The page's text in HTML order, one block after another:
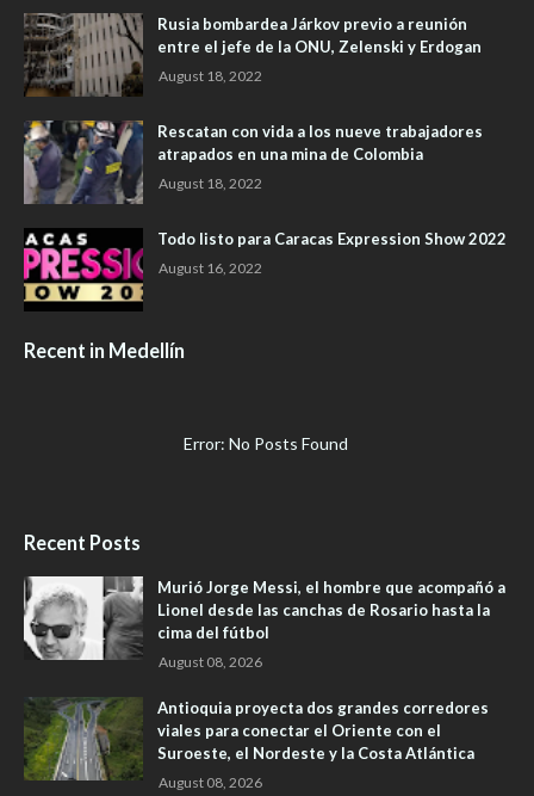
Rusia bombardea Járkov previo a reunión
entre el jefe de la ONU, Zelenski y Erdogan
August 18, 2022
Rescatan con vida a los nueve trabajadores
atrapados en una mina de Colombia
August 18, 2022
Todo listo para Caracas Expression Show 2022
August 16, 2022
Recent in Medellín
Error: No Posts Found
Recent Posts
Murió Jorge Messi, el hombre que acompañó a
Lionel desde las canchas de Rosario hasta la
cima del fútbol
August 08, 2026
Antioquia proyecta dos grandes corredores
viales para conectar el Oriente con el
Suroeste, el Nordeste y la Costa Atlántica
August 08, 2026